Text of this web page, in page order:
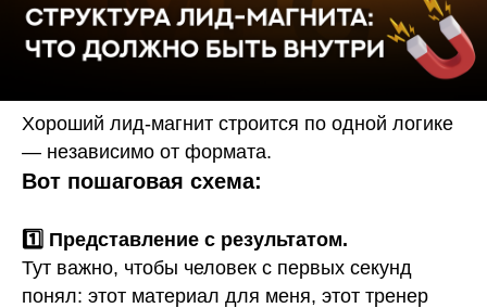
Хороший лид-магнит строится по одной логике
— независимо от формата.
Вот пошаговая схема:
1️⃣ Представление с результатом.
Тут важно, чтобы человек с первых секунд
понял: этот материал для меня, этот тренер